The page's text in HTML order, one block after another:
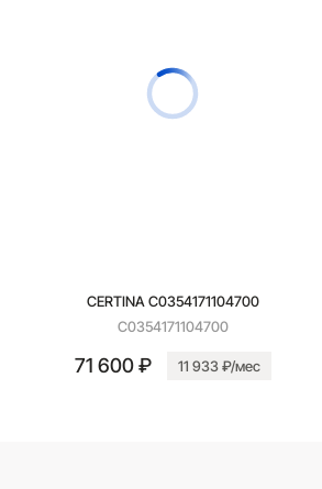
CERTINA C0354171104700
C0354171104700
71 600 ₽ 11 933 ₽/мес